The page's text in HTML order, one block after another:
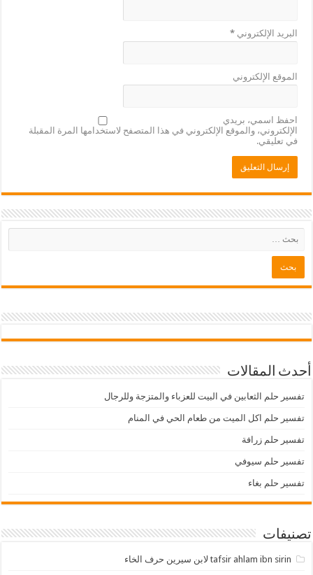
البريد الإلكتروني*
الموقع الإلكتروني
احفظ اسمي، بريدي
الإلكتروني، والموقع الإلكتروني في هذا المتصفح لاستخدامها المرة المقبلة
في تعليقي.
أحدث المقالات
تفسير حلم الثعابين في البيت للعزباء والمتزجة وللرجال
تفسير حلم اكل الميت من طعام الحي في المنام
تفسير حلم زرافة
تفسير حلم سيوفي
تفسير حلم بغاء
تصنيفات
tafsir ahlam ibn sirin لابن سيرين حرف الخاء